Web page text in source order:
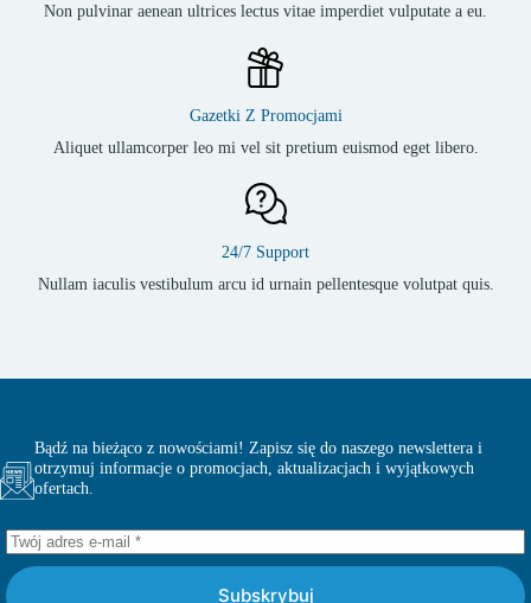
Non pulvinar aenean ultrices lectus vitae imperdiet vulputate a eu.
Gazetki Z Promocjami
Aliquet ullamcorper leo mi vel sit pretium euismod eget libero.
24/7 Support
Nullam iaculis vestibulum arcu id urnain pellentesque volutpat quis.
Bądź na bieżąco z nowościami! Zapisz się do naszego newslettera i
otrzymuj informacje o promocjach, aktualizacjach i wyjątkowych
ofertach.
Subskrybuj